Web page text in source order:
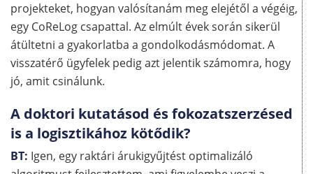
projekteket, hogyan valósítanám meg elejétől a végéig,
egy CoReLog csapattal. Az elmúlt évek során sikerül
átültetni a gyakorlatba a gondolkodásmódomat. A
visszatérő ügyfelek pedig azt jelentik számomra, hogy
jó, amit csinálunk.
A doktori kutatásod és fokozatszerzésed
is a logisztikához kötődik?
BT: Igen, egy raktári árukigyűjtést optimalizáló